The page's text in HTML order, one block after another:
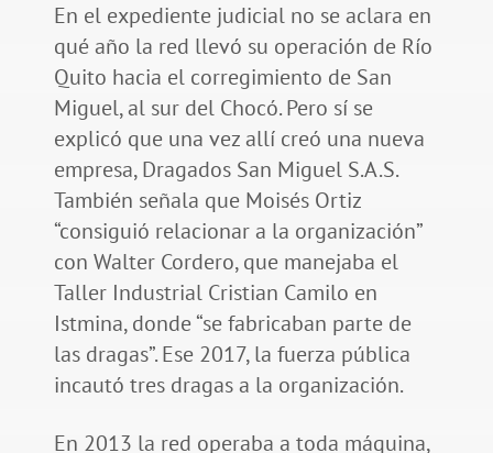
En el expediente judicial no se aclara en
qué año la red llevó su operación de Río
Quito hacia el corregimiento de San
Miguel, al sur del Chocó. Pero sí se
explicó que una vez allí creó una nueva
empresa, Dragados San Miguel S.A.S.
También señala que Moisés Ortiz
“consiguió relacionar a la organización”
con Walter Cordero, que manejaba el
Taller Industrial Cristian Camilo en
Istmina, donde “se fabricaban parte de
las dragas”. Ese 2017, la fuerza pública
incautó tres dragas a la organización.
En 2013 la red operaba a toda máquina,